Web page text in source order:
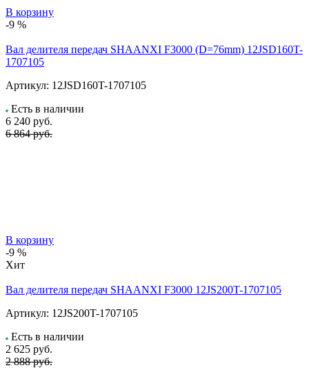
В корзину
-9 %
Вал делителя передач SHAANXI F3000 (D=76mm) 12JSD160T-
1707105
Артикул: 12JSD160T-1707105
Есть в наличии
6 240 руб.
6 864 руб.
В корзину
-9 %
Хит
Вал делителя передач SHAANXI F3000 12JS200T-1707105
Артикул: 12JS200T-1707105
Есть в наличии
2 625 руб.
2 888 руб.